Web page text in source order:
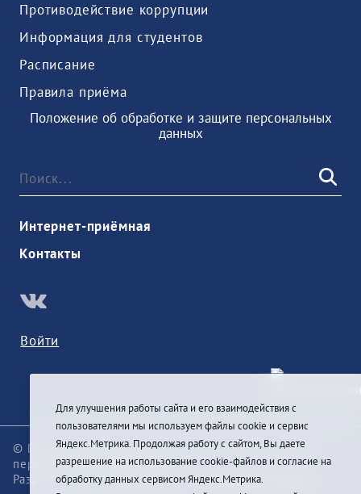
Противодействие коррупции
Информация для студентов
Расписание
Правила приёма
Положение об обработке и защите персональных
данных
Интернет-приёмная
Контакты
Войти
© При цитировании информации с сайта ссылка на
первоисточник обязательна
Разработка и техподдержка сайтаPragmatic Studio
Для улучшения работы сайта и его взаимодействия с
пользователями мы используем файлы cookie и сервис
Яндекс.Метрика. Продолжая работу с сайтом, Вы даете
разрешение на использование cookie-файлов и согласие на
обработку данных сервисом Яндекс.Метрика.